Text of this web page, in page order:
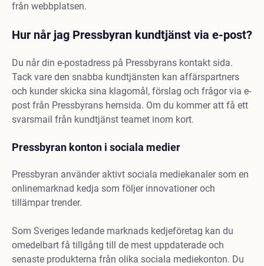
från webbplatsen.
Hur når jag Pressbyran kundtjänst via e-post?
Du når din e-postadress på Pressbyrans kontakt sida.
Tack vare den snabba kundtjänsten kan affärspartners
och kunder skicka sina klagomål, förslag och frågor via e-
post från Pressbyrans hemsida. Om du kommer att få ett
svarsmail från kundtjänst teamet inom kort.
Pressbyran konton i sociala medier
Pressbyran använder aktivt sociala mediekanaler som en
onlinemarknad kedja som följer innovationer och
tillämpar trender.
Som Sveriges ledande marknads kedjeföretag kan du
omedelbart få tillgång till de mest uppdaterade och
senaste produkterna från olika sociala mediekonton. Du